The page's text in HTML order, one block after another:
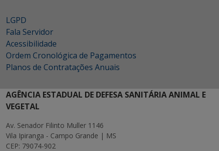
LGPD
Fala Servidor
Acessibilidade
Ordem Cronológica de Pagamentos
Planos de Contratações Anuais
AGÊNCIA ESTADUAL DE DEFESA SANITÁRIA ANIMAL E
VEGETAL
Av. Senador Filinto Muller 1146
Vila Ipiranga - Campo Grande | MS
CEP: 79074-902